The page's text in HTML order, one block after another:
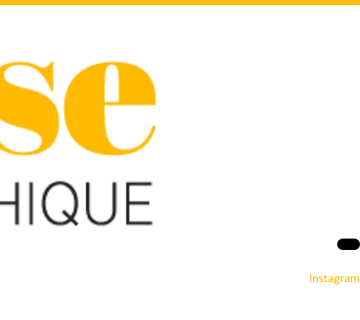
Instagram